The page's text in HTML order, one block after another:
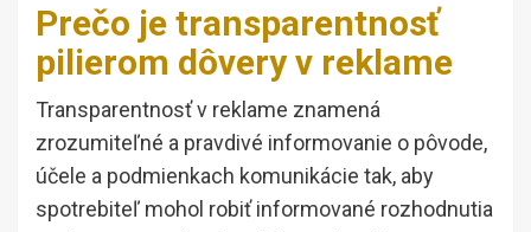
Prečo je transparentnosť
pilierom dôvery v reklame
Transparentnosť v reklame znamená
zrozumiteľné a pravdivé informovanie o pôvode,
účele a podmienkach komunikácie tak, aby
spotrebiteľ mohol robiť informované rozhodnutia